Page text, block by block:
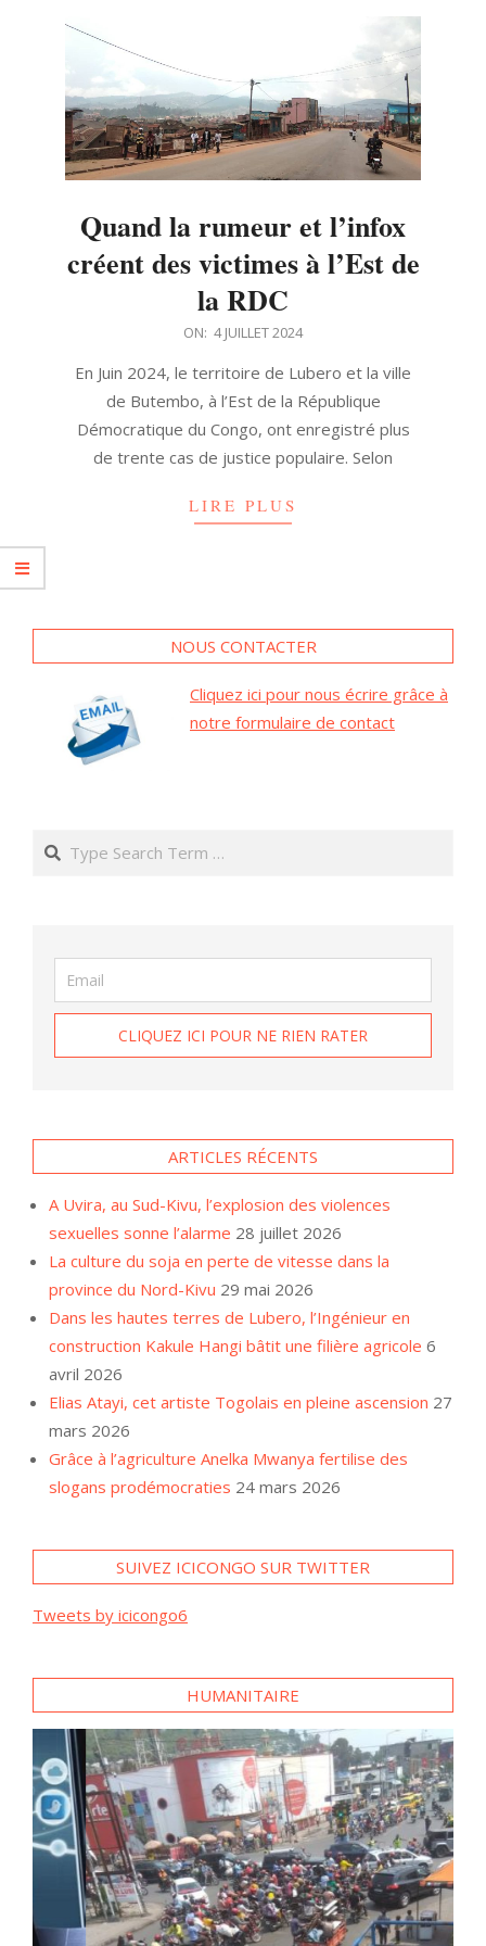
Quand la rumeur et l’infox
créent des victimes à l’Est de
la RDC
ON: 4 JUILLET 2024
En Juin 2024, le territoire de Lubero et la ville
de Butembo, à l’Est de la République
Démocratique du Congo, ont enregistré plus
de trente cas de justice populaire. Selon
LIRE PLUS
NOUS CONTACTER
Cliquez ici pour nous écrire grâce à
notre formulaire de contact
Search
ARTICLES RÉCENTS
A Uvira, au Sud-Kivu, l’explosion des violences
sexuelles sonne l’alarme 28 juillet 2026
La culture du soja en perte de vitesse dans la
province du Nord-Kivu 29 mai 2026
Dans les hautes terres de Lubero, l’Ingénieur en
construction Kakule Hangi bâtit une filière agricole 6
avril 2026
Elias Atayi, cet artiste Togolais en pleine ascension 27
mars 2026
Grâce à l’agriculture Anelka Mwanya fertilise des
slogans prodémocraties 24 mars 2026
SUIVEZ ICICONGO SUR TWITTER
Tweets by icicongo6
HUMANITAIRE